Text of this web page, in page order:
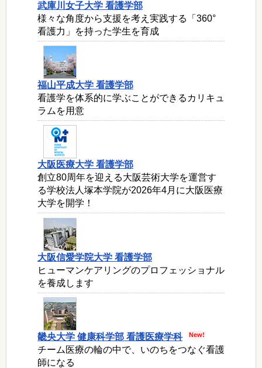
武庫川女子大学 看護学部
様々な角度から支援を考え実践する「360°
看護力」を持った学生を育成
福山平成大学 看護学部
看護学を体系的に学ぶことができるカリキュ
ラムを用意
大阪医療大学 看護学部
創立80周年を迎える大阪芸術大学を運営す
る学校法人塚本学院が2026年4月に大阪医療
大学を開学！
大阪信愛学院大学 看護学部
ヒューマンケアリングのプロフェッショナル
を養成します
畿央大学 健康科学部 看護医療学科
チーム医療の輪の中で、いのちをつなぐ看護
師になる